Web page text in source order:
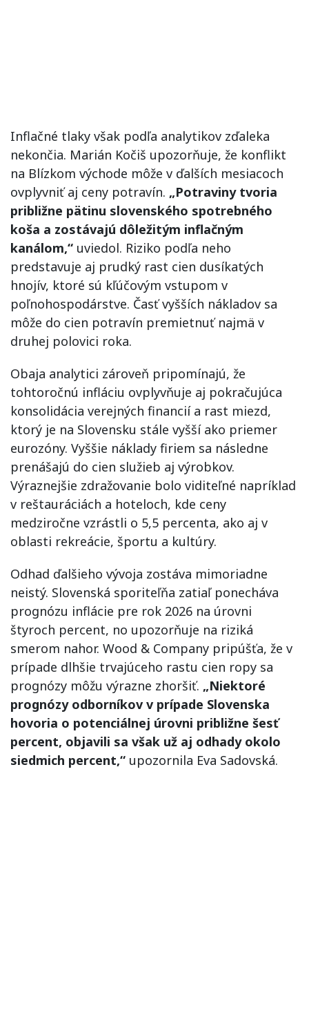
Inflačné tlaky však podľa analytikov zďaleka
nekončia. Marián Kočiš upozorňuje, že konflikt
na Blízkom východe môže v ďalších mesiacoch
ovplyvniť aj ceny potravín. „Potraviny tvoria
približne pätinu slovenského spotrebného
koša a zostávajú dôležitým inflačným
kanálom,“ uviedol. Riziko podľa neho
predstavuje aj prudký rast cien dusíkatých
hnojív, ktoré sú kľúčovým vstupom v
poľnohospodárstve. Časť vyšších nákladov sa
môže do cien potravín premietnuť najmä v
druhej polovici roka.
Obaja analytici zároveň pripomínajú, že
tohtoročnú infláciu ovplyvňuje aj pokračujúca
konsolidácia verejných financií a rast miezd,
ktorý je na Slovensku stále vyšší ako priemer
eurozóny. Vyššie náklady firiem sa následne
prenášajú do cien služieb aj výrobkov.
Výraznejšie zdražovanie bolo viditeľné napríklad
v reštauráciách a hoteloch, kde ceny
medziročne vzrástli o 5,5 percenta, ako aj v
oblasti rekreácie, športu a kultúry.
Odhad ďalšieho vývoja zostáva mimoriadne
neistý. Slovenská sporiteľňa zatiaľ ponecháva
prognózu inflácie pre rok 2026 na úrovni
štyroch percent, no upozorňuje na riziká
smerom nahor. Wood & Company pripúšťa, že v
prípade dlhšie trvajúceho rastu cien ropy sa
prognózy môžu výrazne zhoršiť. „Niektoré
prognózy odborníkov v prípade Slovenska
hovoria o potenciálnej úrovni približne šesť
percent, objavili sa však už aj odhady okolo
siedmich percent,“ upozornila Eva Sadovská.